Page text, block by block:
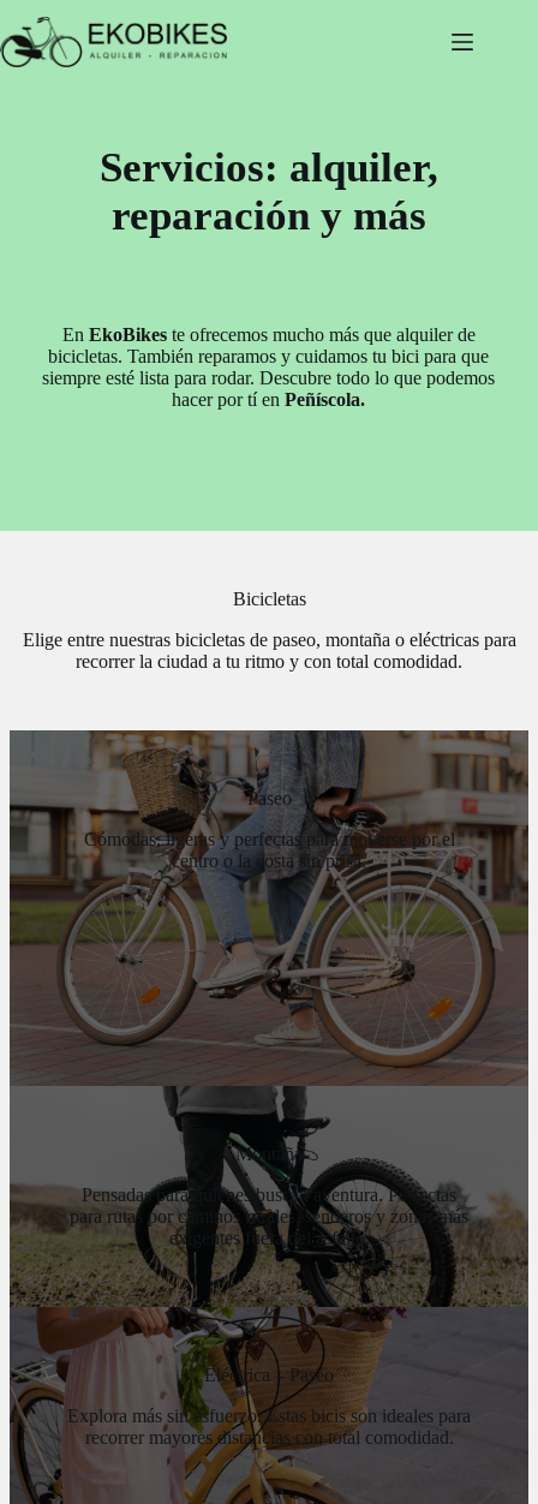
al
contenido
Servicios: alquiler,
reparación y más
En EkoBikeste ofrecemos mucho más que alquiler de
bicicletas. También reparamos y cuidamos tu bici para que
siempre esté lista para rodar. Descubre todo lo que podemos
hacer por tí enPeñíscola.
Bicicletas
Elige entre nuestras bicicletas de paseo, montaña o eléctricas para
recorrer la ciudad a tu ritmo y con total comodidad.
Paseo
Cómodas, ligeras y perfectas para moverse por el
centro o la costa sin prisa.
Montaña
Pensadas para quienes buscan aventura. Perfectas
para rutas por caminos rurales, senderos y zonas más
exigentes fuera del asfalto.
Eléctrica – Paseo
Explora más sin esfuerzo. Estas bicis son ideales para
recorrer mayores distancias con total comodidad.